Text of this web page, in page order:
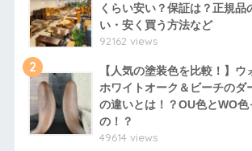
くらい安い？保証は？正規品
い・安く買う方法など
92162 views
2
【人気の塗装色を比較！】ウ
ホワイトオーク＆ビーチのダ
の違いとは！？OU色とWO色
の！？
49614 views